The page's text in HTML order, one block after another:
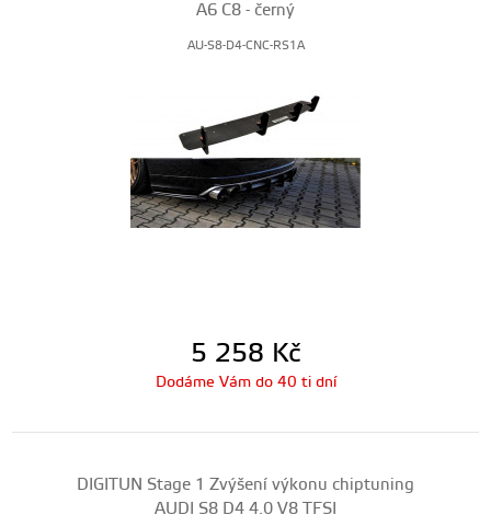
A6 C8 - černý
AU-S8-D4-CNC-RS1A
5 258 Kč
Dodáme Vám do 40 ti dní
DIGITUN Stage 1 Zvýšení výkonu chiptuning
AUDI S8 D4 4.0 V8 TFSI